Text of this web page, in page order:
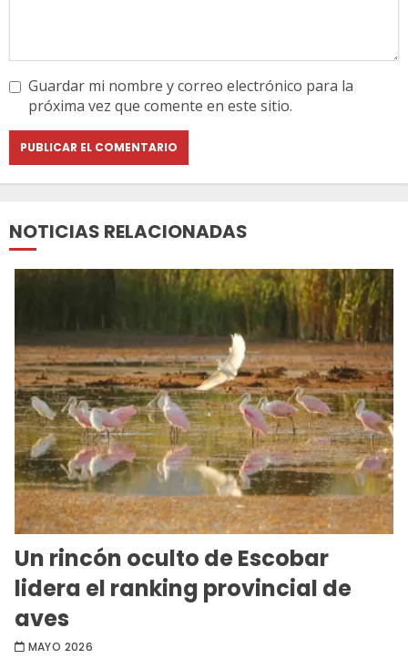
Guardar mi nombre y correo electrónico para la
próxima vez que comente en este sitio.
NOTICIAS RELACIONADAS
Un rincón oculto de Escobar
lidera el ranking provincial de
aves
MAYO 2026